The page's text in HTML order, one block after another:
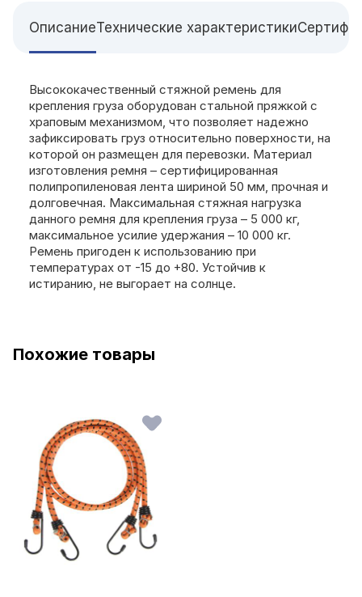
ОписаниеТехнические характеристики
Высококачественный стяжной ремень для
крепления груза оборудован стальной пряжкой с
храповым механизмом, что позволяет надежно
зафиксировать груз относительно поверхности, на
которой он размещен для перевозки. Материал
изготовления ремня – сертифицированная
полипропиленовая лента шириной 50 мм, прочная и
долговечная. Максимальная стяжная нагрузка
данного ремня для крепления груза – 5 000 кг,
максимальное усилие удержания – 10 000 кг.
Ремень пригоден к использованию при
температурах от -15 до +80. Устойчив к
истиранию, не выгорает на солнце.
Похожие товары